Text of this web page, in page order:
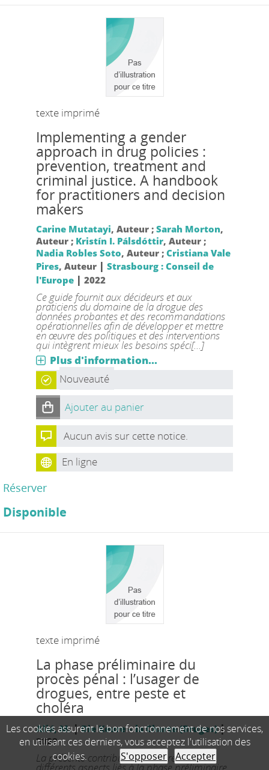
texte imprimé
Implementing a gender
approach in drug policies :
prevention, treatment and
criminal justice. A handbook
for practitioners and decision
makers
Carine Mutatayi, Auteur ; Sarah Morton,
Auteur ; Kristín I. Pálsdóttir, Auteur ;
Nadia Robles Soto, Auteur ; Cristiana Vale
Pires, Auteur | Strasbourg : Conseil de
l'Europe| 2022
Ce guide fournit aux décideurs et aux
praticiens du domaine de la drogue des
données probantes et des recommandations
opérationnelles afin de développer et mettre
en œuvre des politiques et des interventions
qui intègrent mieux les besoins spéci[...]
Plus d'information...
Nouveauté
Ajouter au panier
Aucun avis sur cette notice.
En ligne
Réserver
Disponible
texte imprimé
La phase préliminaire du
procès pénal : l’usager de
drogues, entre peste et
choléra
Alié, M. |Die Keure – la Charte (Bruges)|
2022
La présente contribution vise à relayer
Les cookies assurent le bon fonctionnement de nos services,
en utilisant ces derniers, vous acceptez l'utilisation des
cookies.
S'opposer Accepter